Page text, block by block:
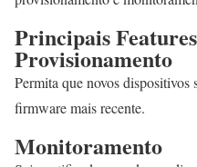
Principais Features
Provisionamento
Permita que novos
firmware mais recente.
Monitoramento